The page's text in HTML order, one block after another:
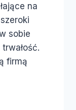
na
sobie
firmą